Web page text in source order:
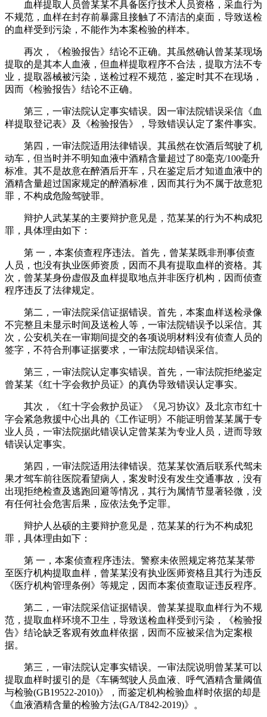
血样提取人员曾某某不具备医疗技术人员资格，采血行为
不规范，血样在封存前暴露且接触了不清洁的桌面，导致送检
的血样受到污染，不能作为本案检验的样本。
再次，《检验报告》结论不正确。其虽然确认曾某某现场
提取的是其本人血液，但血样提取程序不合法，提取方法不专
业，提取器械被污染，送检过程不规范，鉴定时其不在现场，
因而《检验报告》结论不正确。
第三，一审法院认定事实错误。因一审法院错误采信《血
样提取登记表》及《检验报告》，导致错误认定了案件事实。
第四，一审法院适用法律错误。其虽然在饮酒后驾驶了机
动车，但当时并不明知血液中酒精含量超过了80毫克/100毫升
标准。其不是故意在醉酒后开车，只在鉴定后才知道血液中的
酒精含量超过国家规定的醉酒标准，因而其行为不属于故意犯
罪，不构成危险驾驶罪。
辩护人武某某的主要辩护意见是，范某某的行为不构成犯
罪，具体理由如下：
第 一，本案侦查程序违法。首先，曾某某既非刑事侦查
人员，也没有执业医师资质，因而不具有提取血样的资格。其
次，曾某某身份虚假及血样提取地点并非医疗机构，因而侦查
程序违反了法律规定。
第二，一审法院采信证据错误。首先，本案血样送检录像
不完整且未显示时间及送检人等，一审法院错误予以采信。其
次，公安机关在一审期间提交的各项说明材料没有侦查人员的
签字，不符合刑事证据要求，一审法院却错误采信。
第三，一审法院认定事实错误。首先，一审法院拒绝鉴定
曾某某《红十字会救护员证》的真伪导致错误认定事实。
其次，《红十字会救护员证》《见习协议》及北京市红十
字会紧急救援中心出具的《工作证明》不能证明曾某某属于专
业人员，一审法院据此错误认定曾某某为专业人员，进而导致
错误认定事实。
第四，一审法院适用法律错误。范某某饮酒后联系代驾未
果才驾车前往医院看望病人，案发时没有发生交通事故，没有
出现拒绝检查及逃跑回避等情况，其行为属情节显著轻微，没
有任何社会危害后果，应依法免予定罪。
辩护人丛硕的主要辩护意见是，范某某的行为不构成犯
罪，具体理由如下：
第 一，本案侦查程序违法。警察未依照规定将范某某带
至医疗机构提取血样，曾某某没有执业医师资格且其行为违反
《医疗机构管理条例》等规定，因而本案侦查取证违反程序。
第二，一审法院采信证据错误。曾某某提取血样行为不规
范，提取血样环境不卫生，导致送检血样受到污染，《检验报
告》结论缺乏客观有效血样依据，因而不应被采信为定案根
据。
第三，一审法院认定事实错误。一审法院说明曾某某可以
提取血样时援引的是《车辆驾驶人员血液、呼气酒精含量阈值
与检验(GB19522-2010)》，而鉴定机构检验血样时依据的却是
《血液酒精含量的检验方法(GA/T842-2019)》。